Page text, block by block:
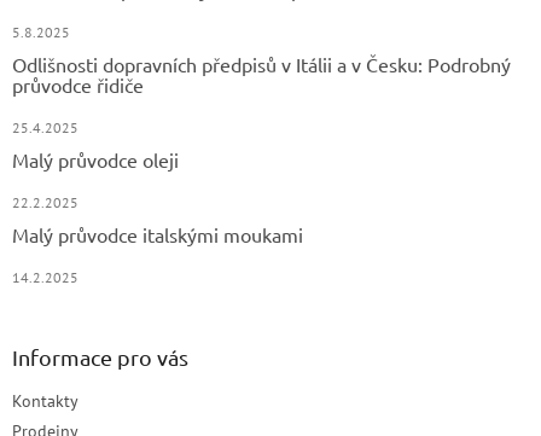
5.8.2025
Odlišnosti dopravních předpisů v Itálii a v Česku: Podrobný
průvodce řidiče
25.4.2025
Malý průvodce oleji
22.2.2025
Malý průvodce italskými moukami
14.2.2025
Informace pro vás
Kontakty
Prodejny